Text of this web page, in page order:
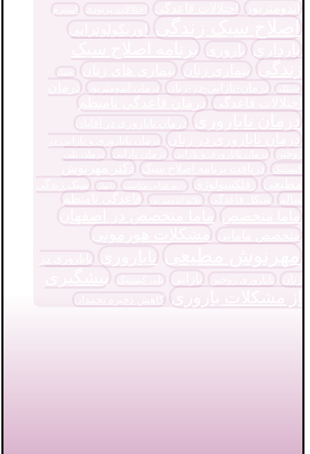
اختلالات قاعدگی اختلالات پریودی
اصلاح سبک زندگی اوریکولوتراپی
بارداری باروری برنامه اصلاح سبک
زندگی
بیماری زنان بیماری های زنان
تخمک
حاملگی
درمان-نازایی-در-زنان درمان آندومتریوز
درمان
اختلالات قاعدگی درمان قاعدگی نامنظم
درمان ناباروری درمان ناباروری در آقایان
درمان ناباروری در زنان
درمان ناباروری و نارایی در
زوجین
درمان ناباروری و نازایی درمان نازایی
درمان پلی
کیستیک
دریافت برنامه اصلاح سبک
دکتر مهرنوش
مطیعی
رفلکسولوژی رژیم غذایی مناسب زایمان
سبک زندگی
سالم
سیکل قاعدگی علائم آندومتریوز قاعدگی نامنظم
ماما متخصص ماما متخصص در اصفهان
متخصص مامایی مشکلات هورمونی
مهرنوش مطیعی ناباروری
ناباروری در
زنان
ناباروری زوجین نازایی پلی کیستیک
پیشگیری
از مشکلات باروری
کاهش ذخیره تخمدان